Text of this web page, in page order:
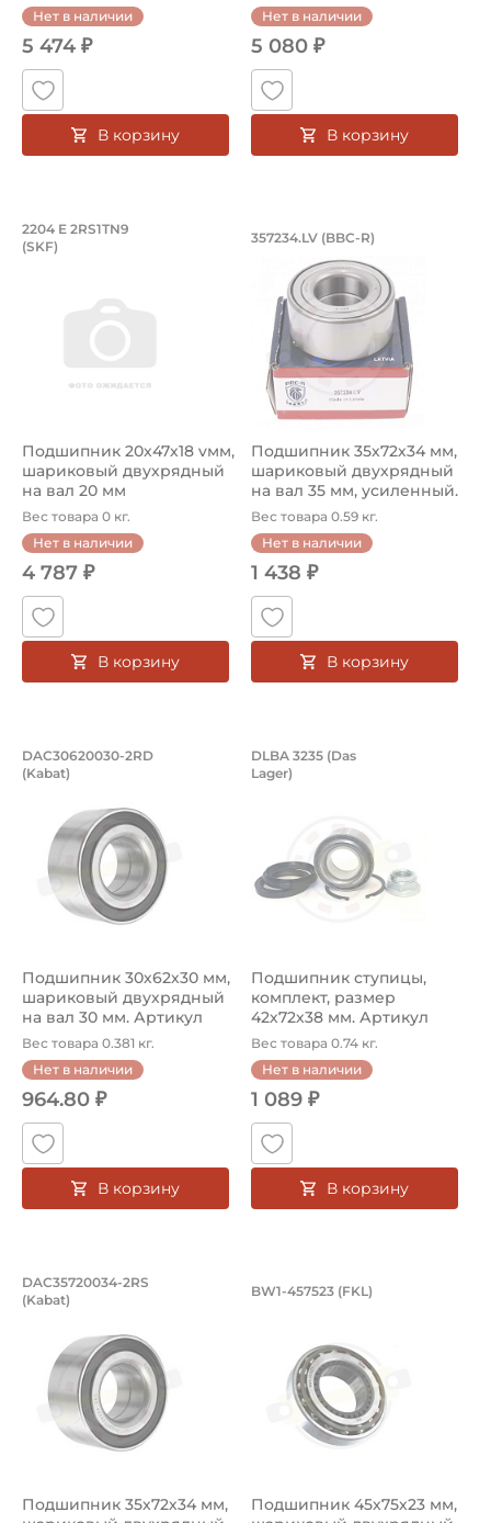
Нет в наличии
5 474 ₽
В корзину
Нет в наличии
5 080 ₽
В корзину
Подшипник 20х47х18 vмм,
Подшипник 20х47х18 vмм, шариковый двухрядный на
2204 E 2RS1TN9
(SKF)
Подшипник 20х47х18 vмм,
шариковый двухрядный
на вал 20 мм
Вес товара 0 кг.
Нет в наличии
4 787 ₽
В корзину
Подшипник
Подшипник 357234.LV
357234.LV (BBC-R)
Подшипник 35х72х34 мм,
шариковый двухрядный
на вал 35 мм, усиленный.
Ар...
Вес товара 0.59 кг.
Нет в наличии
1 438 ₽
В корзину
Подшипник 30х62х30 мм, шариковый
Подшипник DAC30620030-2RD Kabat, усиленный,
DAC30620030-2RD
(Kabat)
Подшипник 30х62х30 мм,
шариковый двухрядный
на вал 30 мм. Артикул
DAC30...
Вес товара 0.381 кг.
Нет в наличии
964.80 ₽
В корзину
Подшипник
Подшипник ступицы DLBA
DLBA 3235 (Das
Lager)
Подшипник ступицы,
комплект, размер
42х72х38 мм. Артикул
DLBA 3235 (Das...
Вес товара 0.74 кг.
Нет в наличии
1 089 ₽
В корзину
Подшипник 35х72х34 мм, шариковый
Подшипник DAC35720034-2RS Kabat - шариковый с
DAC35720034-2RS
(Kabat)
Подшипник 35х72х34 мм,
Подшипник
BW1-457523 (FKL)
Подшипник 45х75х23 мм,